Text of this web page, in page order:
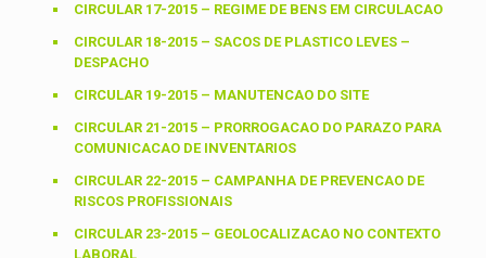
CIRCULAR 17-2015 – REGIME DE BENS EM CIRCULACAO
CIRCULAR 18-2015 – SACOS DE PLASTICO LEVES –
DESPACHO
CIRCULAR 19-2015 – MANUTENCAO DO SITE
CIRCULAR 21-2015 – PRORROGACAO DO PARAZO PARA
COMUNICACAO DE INVENTARIOS
CIRCULAR 22-2015 – CAMPANHA DE PREVENCAO DE
RISCOS PROFISSIONAIS
CIRCULAR 23-2015 – GEOLOCALIZACAO NO CONTEXTO
LABORAL